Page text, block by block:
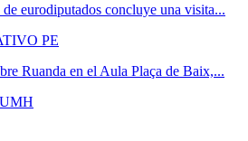
eurodiputados concluye una visita...
PE
Ruanda en el Aula Plaça de Baix,...